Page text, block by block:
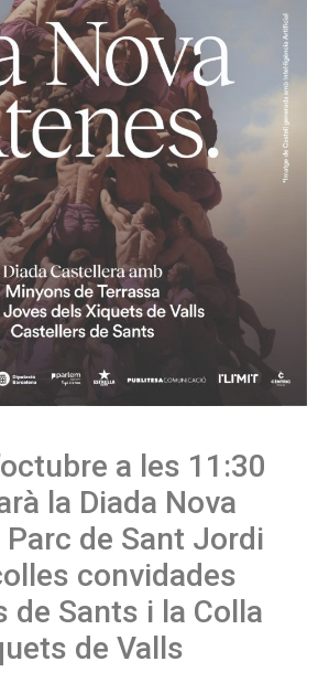
a les 11:30
la Diada Nova
de Sant Jordi
convidades
de Sants i la Colla
de Valls